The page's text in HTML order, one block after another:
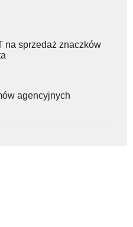
na sprzedaż znaczków
agencyjnych